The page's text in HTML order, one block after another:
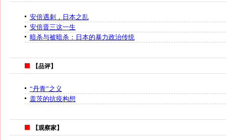
安倍遇刺，日本之乱
安倍晋三这一生
暗杀与被暗杀：日本的暴力政治传统
【品评】
“丹青”之义
盖茨的抗疫构想
【观察家】